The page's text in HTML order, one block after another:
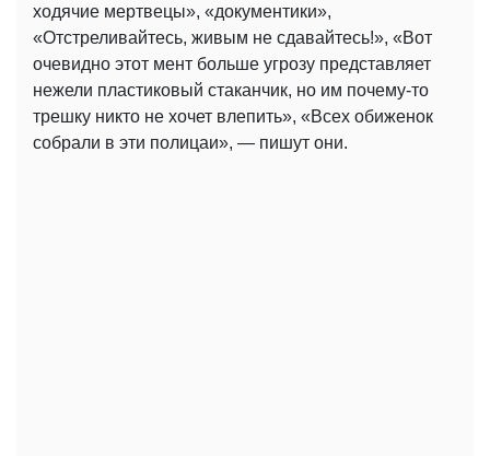
ходячие мертвецы», «документики»,
«Отстреливайтесь, живым не сдавайтесь!», «Вот
очевидно этот мент больше угрозу представляет
нежели пластиковый стаканчик, но им почему-то
трешку никто не хочет влепить», «Всех обиженок
собрали в эти полицаи», — пишут они.